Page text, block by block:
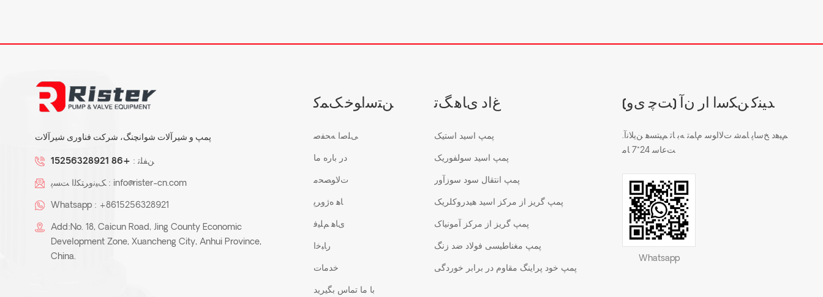
پمپ و شیرآلات شوانچنگ، شرکت فناوری شیرآلات
ﻦﻔﻠﺗ : +86 15256328921
ﮏﯿﻧﻭﺮﺘﮑﻟﺍ ﺖﺴﭘ : info@rister-cn.com
Whatsapp : +8615256328921
Add:No. 18, Caicun Road, Jing County Economic
Development Zone, Xuancheng City, Anhui Province,
China.
ﻦﺘﺳﺍﻮﺧ ﮏﻤﮐ
ﯽﻠﺻﺍ ﻪﺤﻔﺻ
در باره ما
ﺕﻻ ﻮﺼﺤﻣ
ﺎﻫ ﻩﮊﻭﺮﭘ
ﯼﺎﻫ ﻢﻠﯿﻓ
ﺭﺎﺒﺧﺍ
خدمات
با ما تماس بگیرید
ﻍﺍﺩ ﯼﺎﻫ ﮓﺗ
پمپ اسید استیک
پمپ اسید سولفوریک
پمپ انتقال سود سوزآور
پمپ گریز از مرکز اسید هیدروکلریک
پمپ گریز از مرکز آمونیاک
پمپ مغناطیسی فولاد ضد زنگ
پمپ خود پراینگ مقاوم در برابر خوردگی
(ﺖﭼ ﯼﻭ) ﺪﯿﻨﮐ ﻦﮑﺳﺍ ﺍﺭ ﻥﺁ
.ﻢﯿﻫﺩ ﺦﺳﺎﭘ ﺎﻤﺷ ﺕﻻ ﺍﻮﺳ ﻡﺎﻤﺗ ﻪﺑ ﺎﺗ ﻢﯿﺘﺴﻫ ﻦﯾﻼ ﻧﺁ
ﺖﻋﺎﺳ 24*7 ﺎﻣ
Whatsapp